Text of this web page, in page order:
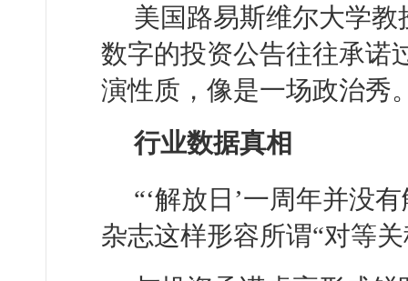
美国路易斯维尔大学教
数字的投资公告往往承诺
演性质，像是一场政治秀
行业数据真相
“‘解放日’一周年并没
杂志这样形容所谓“对等